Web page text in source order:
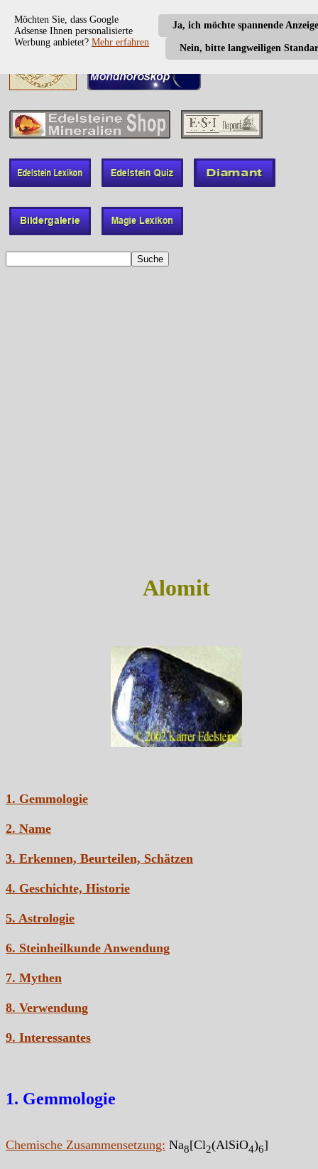
Ja, ich möchte spannende
Nein, bitte langweiligen
Möchten Sie, dass Google
Adsense Ihnen personalisierte
Werbung anbietet? Mehr erfahren
Alomit
1. Gemmologie
2. Name
3. Erkennen, Beurteilen, Schätzen
4. Geschichte, Historie
5. Astrologie
6. Steinheilkunde Anwendung
7. Mythen
8. Verwendung
9. Interessantes
1. Gemmologie
Chemische Zusammensetzung: Na8[Cl2(AlSiO4)6]